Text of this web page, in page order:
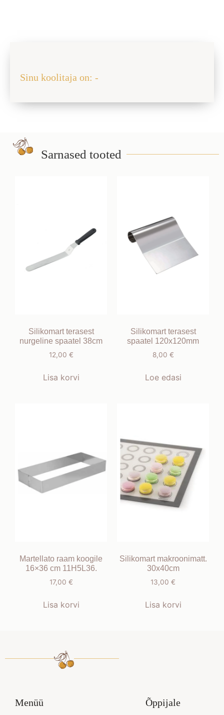
Sinu koolitaja on: -
Sarnased tooted
Silikomart terasest
nurgeline spaatel 38cm
12,00 €
Lisa korvi
Silikomart terasest
spaatel 120x120mm
8,00 €
Loe edasi
Martellato raam koogile
16×36 cm 11H5L36.
17,00 €
Lisa korvi
Silikomart makroonimatt.
30x40cm
13,00 €
Lisa korvi
Menüü Õppijale